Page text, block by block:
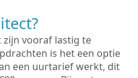
zijn vooraf lastig te
is het een optie
een uurtarief werkt, dit